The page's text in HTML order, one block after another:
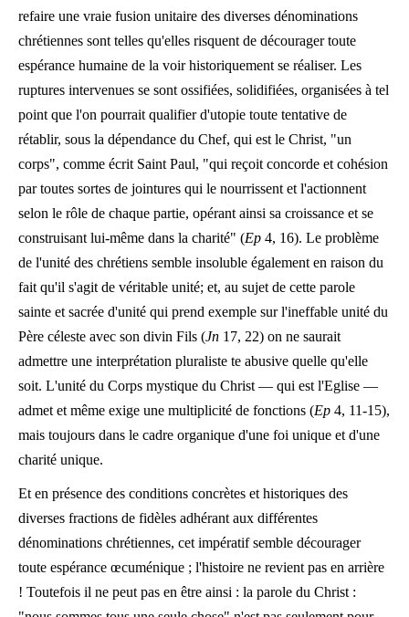
refaire une vraie fusion unitaire des diverses dénominations
chrétiennes sont telles qu'elles risquent de décourager toute
espérance humaine de la voir historiquement se réaliser. Les
ruptures intervenues se sont ossifiées, solidifiées, organisées à tel
point que l'on pourrait qualifier d'utopie toute tentative de
rétablir, sous la dépendance du Chef, qui est le Christ, "un
corps", comme écrit Saint Paul, "qui reçoit concorde et cohésion
par toutes sortes de jointures qui le nourrissent et l'actionnent
selon le rôle de chaque partie, opérant ainsi sa croissance et se
construisant lui-même dans la charité" (Ep 4, 16). Le problème
de l'unité des chrétiens semble insoluble également en raison du
fait qu'il s'agit de véritable unité; et, au sujet de cette parole
sainte et sacrée d'unité qui prend exemple sur l'ineffable unité du
Père céleste avec son divin Fils (Jn 17, 22) on ne saurait
admettre une interprétation pluraliste te abusive quelle qu'elle
soit. L'unité du Corps mystique du Christ — qui est l'Eglise —
admet et même exige une multiplicité de fonctions (Ep 4, 11-15),
mais toujours dans le cadre organique d'une foi unique et d'une
charité unique.
Et en présence des conditions concrètes et historiques des
diverses fractions de fidèles adhérant aux différentes
dénominations chrétiennes, cet impératif semble décourager
toute espérance œcuménique ; l'histoire ne revient pas en arrière
! Toutefois il ne peut pas en être ainsi : la parole du Christ :